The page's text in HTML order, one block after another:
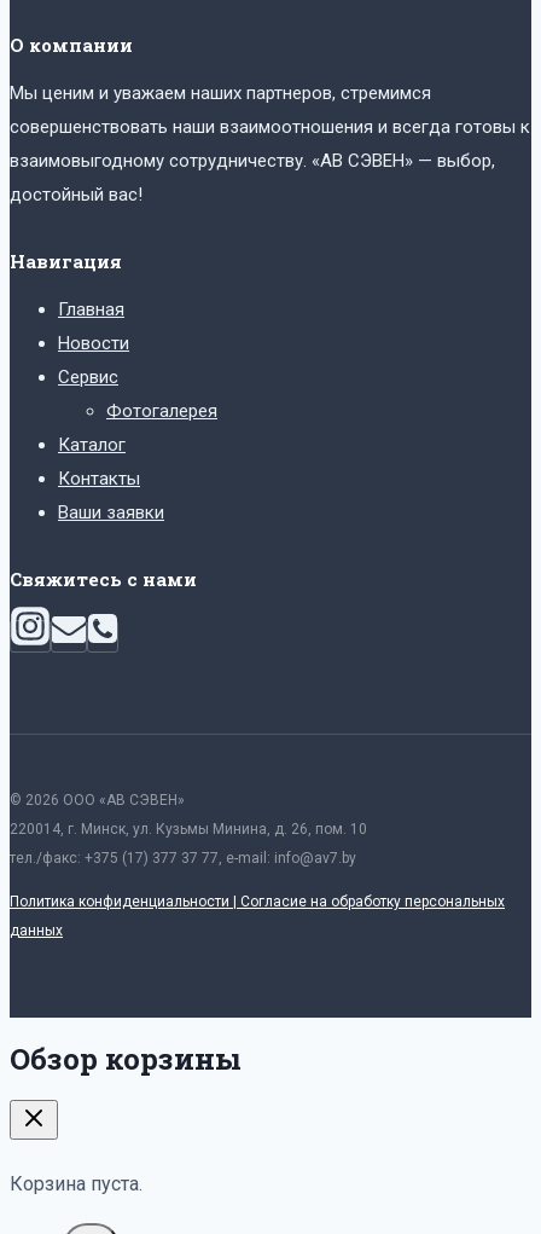
О компании
Мы ценим и уважаем наших партнеров, стремимся
совершенствовать наши взаимоотношения и всегда готовы к
взаимовыгодному сотрудничеству. «АВ СЭВЕН» — выбор,
достойный вас!
Навигация
Главная
Новости
Сервис
Фотогалерея
Каталог
Контакты
Ваши заявки
Свяжитесь с нами
© 2026 ООО «АВ СЭВЕН»
220014, г. Минск, ул. Кузьмы Минина, д. 26, пом. 10
тел./факс: +375 (17) 377 37 77, e-mail: info@av7.by
Политика конфиденциальности | Согласие на обработку персональных
данных
Обзор корзины
Корзина пуста.